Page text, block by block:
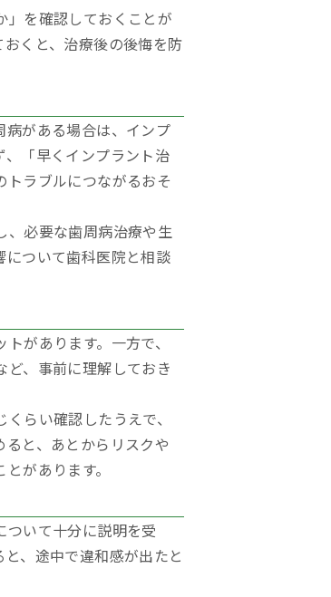
」を確認しておくことが
くと、治療後の後悔を防
がある場合は、インプ
「早くインプラント治
ラブルにつながるおそ
、必要な歯周病治療や生
について歯科医院と相談
があります。一方で、
、事前に理解しておき
らい確認したうえで、
と、あとからリスクや
があります。
いて十分に説明を受
、途中で違和感が出たと